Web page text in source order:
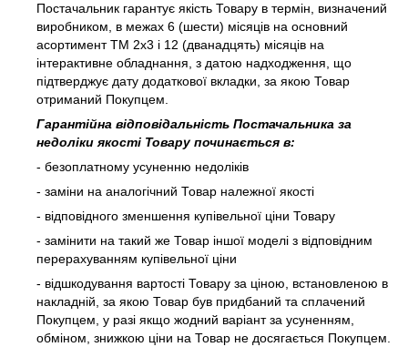
Постачальник гарантує якість Товару в термін, визначений
виробником, в межах 6 (шести) місяців на основний
асортимент ТМ 2х3 і 12 (дванадцять) місяців на
інтерактивне обладнання, з датою надходження, що
підтверджує дату додаткової вкладки, за якою Товар
отриманий Покупцем.
Гарантійна відповідальність Постачальника за
недоліки якості Товару починається в:
- безоплатному усуненню недоліків
- заміни на аналогічний Товар належної якості
- відповідного зменшення купівельної ціни Товару
- замінити на такий же Товар іншої моделі з відповідним
перерахуванням купівельної ціни
- відшкодування вартості Товару за ціною, встановленою в
накладній, за якою Товар був придбаний та сплачений
Покупцем, у разі якщо жодний варіант за усуненням,
обміном, знижкою ціни на Товар не досягається Покупцем.